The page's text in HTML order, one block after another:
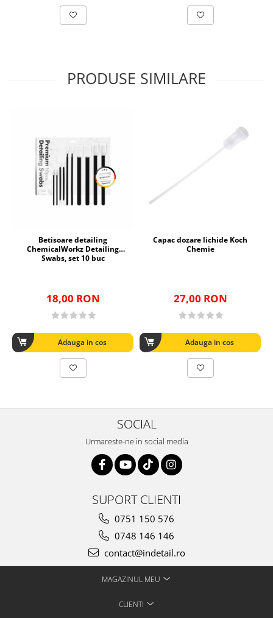
PRODUSE SIMILARE
Betisoare detailing
ChemicalWorkz Detailing
Swabs, set 10 buc
18,00 RON
Adauga in cos
Capac dozare lichide Koch
Chemie
27,00 RON
Adauga in cos
SOCIAL
Urmareste-ne in social media
SUPORT CLIENTI
0751 150 576
0748 146 146
contact@indetail.ro
MAGAZINUL MEU
CLIENTI